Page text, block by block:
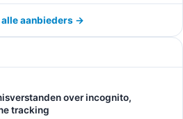
aanbieders →
over incognito,
tracking